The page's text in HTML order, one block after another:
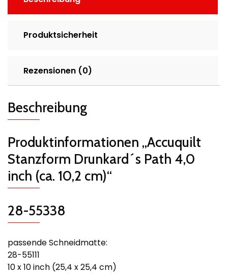
Produktsicherheit
Rezensionen (0)
Beschreibung
Produktinformationen „Accuquilt
Stanzform Drunkard´s Path 4,0
inch (ca. 10,2 cm)“
28-55338
passende Schneidmatte:
28-55111
10 x 10 inch (25,4 x 25,4 cm)